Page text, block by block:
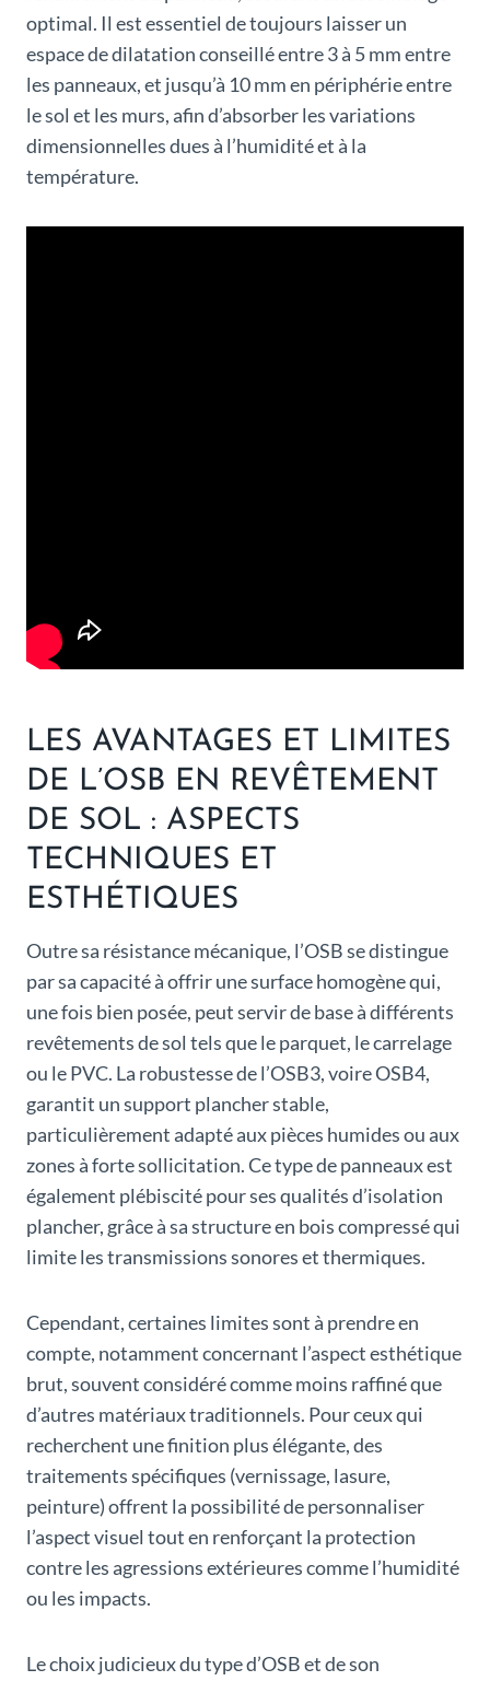
optimal. Il est essentiel de toujours laisser un
espace de dilatation conseillé entre 3 à 5 mm entre
les panneaux, et jusqu’à 10 mm en périphérie entre
le sol et les murs, afin d’absorber les variations
dimensionnelles dues à l’humidité et à la
température.
LES AVANTAGES ET LIMITES
DE L’OSB EN REVÊTEMENT
DE SOL : ASPECTS
TECHNIQUES ET
ESTHÉTIQUES
Outre sa résistance mécanique, l’OSB se distingue
par sa capacité à offrir une surface homogène qui,
une fois bien posée, peut servir de base à différents
revêtements de sol tels que le parquet, le carrelage
ou le PVC. La robustesse de l’OSB3, voire OSB4,
garantit un support plancher stable,
particulièrement adapté aux pièces humides ou aux
zones à forte sollicitation. Ce type de panneaux est
également plébiscité pour ses qualités d’isolation
plancher, grâce à sa structure en bois compressé qui
limite les transmissions sonores et thermiques.
Cependant, certaines limites sont à prendre en
compte, notamment concernant l’aspect esthétique
brut, souvent considéré comme moins raffiné que
d’autres matériaux traditionnels. Pour ceux qui
recherchent une finition plus élégante, des
traitements spécifiques (vernissage, lasure,
peinture) offrent la possibilité de personnaliser
l’aspect visuel tout en renforçant la protection
contre les agressions extérieures comme l’humidité
ou les impacts.
Le choix judicieux du type d’OSB et de son